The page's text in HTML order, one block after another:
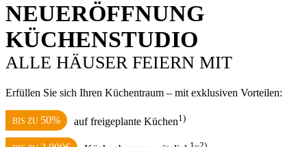
NEUERÖFFNUNG
KÜCHENSTUDIO
ALLE HÄUSER FEIERN MIT
Erfüllen Sie sich Ihren Küchentraum – mit exklusiven Vorteilen:
BIS ZU 50% auf freigeplante Küchen1)